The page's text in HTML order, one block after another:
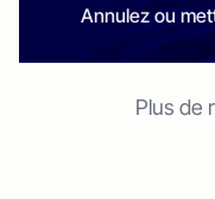
Annulez ou
Plus de